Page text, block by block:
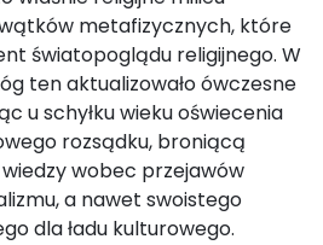
metafizycznych, które
światopoglądu religijnego. W
ten aktualizowało ówczesne
u schyłku wieku oświecenia
rozsądku, broniącą
wobec przejawów
a nawet swoistego
dla ładu kulturowego.